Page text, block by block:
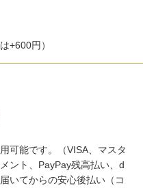
+600円）
可能です。（VISA、マスタ
ント、PayPay残高払い、d
いてからの安心後払い（コ